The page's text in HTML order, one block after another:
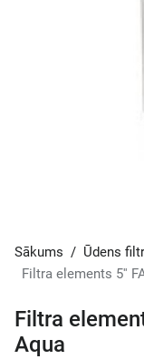
Sākums / Ūdens
Filtra elements 5''
Filtra
Aqua